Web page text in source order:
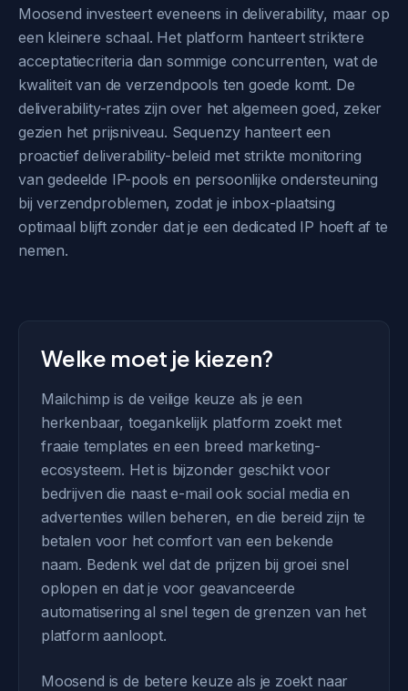
Moosend investeert eveneens in deliverability, maar op
een kleinere schaal. Het platform hanteert striktere
acceptatiecriteria dan sommige concurrenten, wat de
kwaliteit van de verzendpools ten goede komt. De
deliverability-rates zijn over het algemeen goed, zeker
gezien het prijsniveau. Sequenzy hanteert een
proactief deliverability-beleid met strikte monitoring
van gedeelde IP-pools en persoonlijke ondersteuning
bij verzendproblemen, zodat je inbox-plaatsing
optimaal blijft zonder dat je een dedicated IP hoeft af te
nemen.
Welke moet je kiezen?
Mailchimp is de veilige keuze als je een
herkenbaar, toegankelijk platform zoekt met
fraaie templates en een breed marketing-
ecosysteem. Het is bijzonder geschikt voor
bedrijven die naast e-mail ook social media en
advertenties willen beheren, en die bereid zijn te
betalen voor het comfort van een bekende
naam. Bedenk wel dat de prijzen bij groei snel
oplopen en dat je voor geavanceerde
automatisering al snel tegen de grenzen van het
platform aanloopt.
Moosend is de betere keuze als je zoekt naar